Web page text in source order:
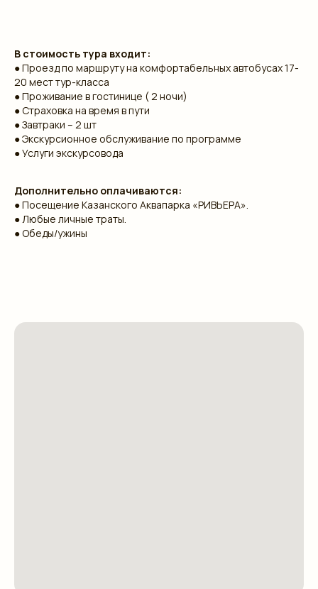
В стоимость тура входит:
● Проезд по маршруту на комфортабельных автобусах 17-
20 мест тур-класса
● Проживание в гостинице ( 2 ночи)
● Страховка на время в пути
● Завтраки – 2 шт
● Экскурсионное обслуживание по программе
● Услуги экскурсовода
Дополнительно оплачиваются:
● Посещение Казанского Аквапарка «РИВЬЕРА».
● Любые личные траты.
● Обеды/ужины